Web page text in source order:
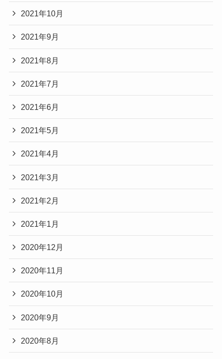
2021年10月
2021年9月
2021年8月
2021年7月
2021年6月
2021年5月
2021年4月
2021年3月
2021年2月
2021年1月
2020年12月
2020年11月
2020年10月
2020年9月
2020年8月